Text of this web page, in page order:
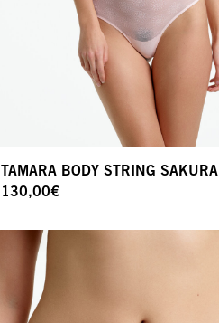
TAMARA BODY STRING SAKURA
130,00€